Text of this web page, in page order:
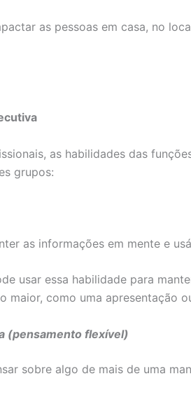
as pessoas em casa, no
as habilidades das
grupos:
as informações em mente e
usar essa habilidade para
maior, como uma apresentação
(pensamento flexível)
sobre algo de mais de uma